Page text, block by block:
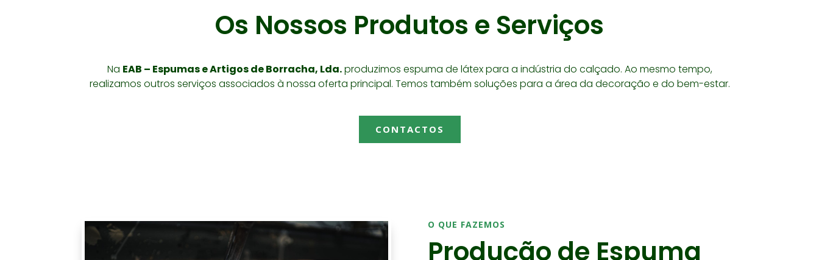
Os Nossos Produtos e Serviços
Na EAB – Espumas e Artigos de Borracha, Lda.produzimos espuma de látex para a indústria do calçado. Ao mesmo tempo,
realizamos outros serviços associados à nossa oferta principal. Temos também soluções para a área da decoração e do bem-estar.
CONTACTOS
O QUE FAZEMOS
Produção de Espuma